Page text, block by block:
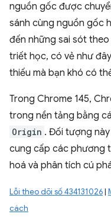
nguồn gốc được
sánh cùng nguồn gốc
đến những sai sót
triết học, có vẻ như
thiếu mà bạn khó có
Trong Chrome 145,
trong nền tảng bằng
Origin . Đối tượng
cung cấp các phương
hoá và phân tích cú
Lỗi theo dõi số 434131026|
cách